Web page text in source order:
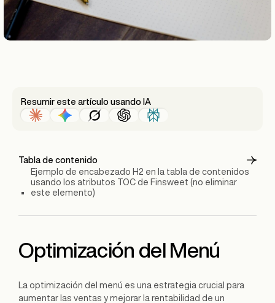
Resumir este artículo usando IA
Tabla de contenido
Ejemplo de encabezado H2 en la tabla de contenidos
usando los atributos TOC de Finsweet (no eliminar
este elemento)
Optimización del Menú
La optimización del menú es una estrategia crucial para
aumentar las ventas y mejorar la rentabilidad de un